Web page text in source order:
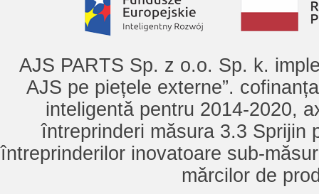
AJS PARTS Sp. z o.o. Sp. k.
AJS pe piețele externe”.
inteligentă pentru 2014-2020,
întreprinderi măsura 3.3 Sprijin
întreprinderilor inovatoare sub-
mărcilor de